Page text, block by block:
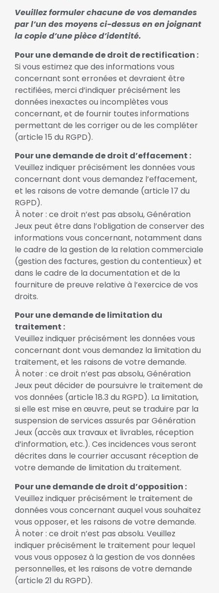
Veuillez formuler chacune de vos demandes
par l’un des moyens ci-dessus en en joignant
la copie d’une pièce d’identité.
Pour une demande de droit de rectification :
Si vous estimez que des informations vous
concernant sont erronées et devraient être
rectifiées, merci d’indiquer précisément les
données inexactes ou incomplètes vous
concernant, et de fournir toutes informations
permettant de les corriger ou de les compléter
(article 15 du RGPD).
Pour une demande de droit d’effacement :
Veuillez indiquer précisément les données vous
concernant dont vous demandez l’effacement,
et les raisons de votre demande (article 17 du
RGPD).
À noter : ce droit n’est pas absolu, Génération
Jeux peut être dans l’obligation de conserver des
informations vous concernant, notamment dans
le cadre de la gestion de la relation commerciale
(gestion des factures, gestion du contentieux) et
dans le cadre de la documentation et de la
fourniture de preuve relative à l’exercice de vos
droits.
Pour une demande de limitation du
traitement :
Veuillez indiquer précisément les données vous
concernant dont vous demandez la limitation du
traitement, et les raisons de votre demande.
À noter : ce droit n’est pas absolu, Génération
Jeux peut décider de poursuivre le traitement de
vos données (article 18.3 du RGPD). La limitation,
si elle est mise en œuvre, peut se traduire par la
suspension de services assurés par Génération
Jeux (accès aux travaux et livrables, réception
d’information, etc.). Ces incidences vous seront
décrites dans le courrier accusant réception de
votre demande de limitation du traitement.
Pour une demande de droit d’opposition :
Veuillez indiquer précisément le traitement de
données vous concernant auquel vous souhaitez
vous opposer, et les raisons de votre demande.
À noter : ce droit n’est pas absolu. Veuillez
indiquer précisément le traitement pour lequel
vous vous opposez à la gestion de vos données
personnelles, et les raisons de votre demande
(article 21 du RGPD).